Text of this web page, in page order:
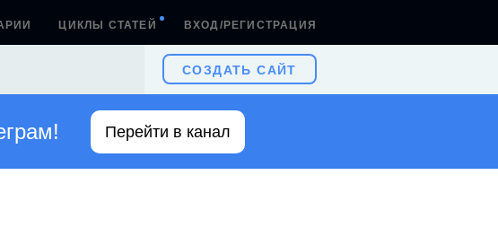
ЦИКЛЫ СТАТЕЙ ВХОД/РЕГИСТРАЦИЯ
СОЗДАТЬ САЙТ
Перейти в канал